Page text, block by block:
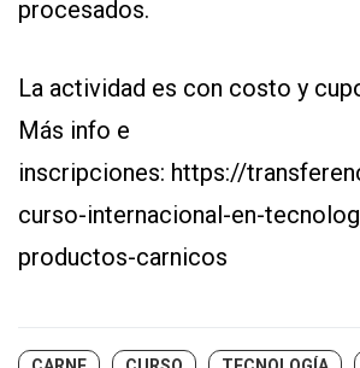
procesados.
La actividad es con costo y
Más info e
inscripciones: https://
curso-internacional-en-
productos-carnicos